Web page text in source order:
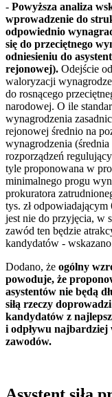
- Powyższa analiza
wprowadzenie do
odpowiednio
się do przeciętnego
odniesieniu do
rejonowej). Odejście
waloryzacji
do rosnącego
narodowej. O ile
wynagrodzenia
rejonowej średnio na
wynagrodzenia
rozporządzeń
tyle proponowana w
minimalnego progu
prokuratora
tys. zł
jest nie do przyjęcia, w
zawód ten będzie
kandydatów -
Dodano, że ogólny
powoduje, że
asystentów nie będą
siłą rzeczy
kandydatów z
i odpływu
zawodów.